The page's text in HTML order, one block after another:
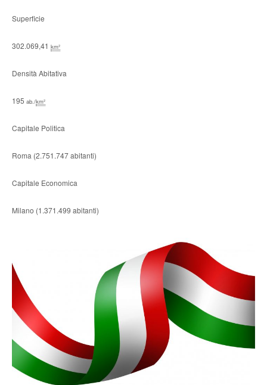
Superficie
302.069,41 km²
Densità Abitativa
195 ab./km²
Capitale Politica
Roma (2.751.747 abitanti)
Capitale Economica
Milano (1.371.499 abitanti)